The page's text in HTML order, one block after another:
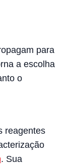
para
a escolha
o
reagentes
. Sua